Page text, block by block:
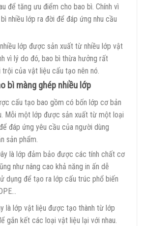
để tăng ưu điểm cho bao bì. Chính vì
nhiều lớp ra đời để đáp ứng nhu cầu
lớp được sản xuất từ nhiều lớp vật
vì lý do đó, bao bì thừa hưởng rất
của vật liệu cấu tạo nên nó.
bì màng ghép nhiều lớp
cấu tạo bao gồm có bốn lớp cơ bản
Mỗi một lớp được sản xuất từ một loại
đáp ứng yêu cầu của người dùng
sản phẩm.
là lớp đảm bảo được các tính chất cơ
như nâng cao khả năng in ấn dễ
dụng để tạo ra lớp cấu trúc phổ biến
là lớp vật liệu được tạo thành từ lớp
gắn kết các loại vật liệu lại với nhau.